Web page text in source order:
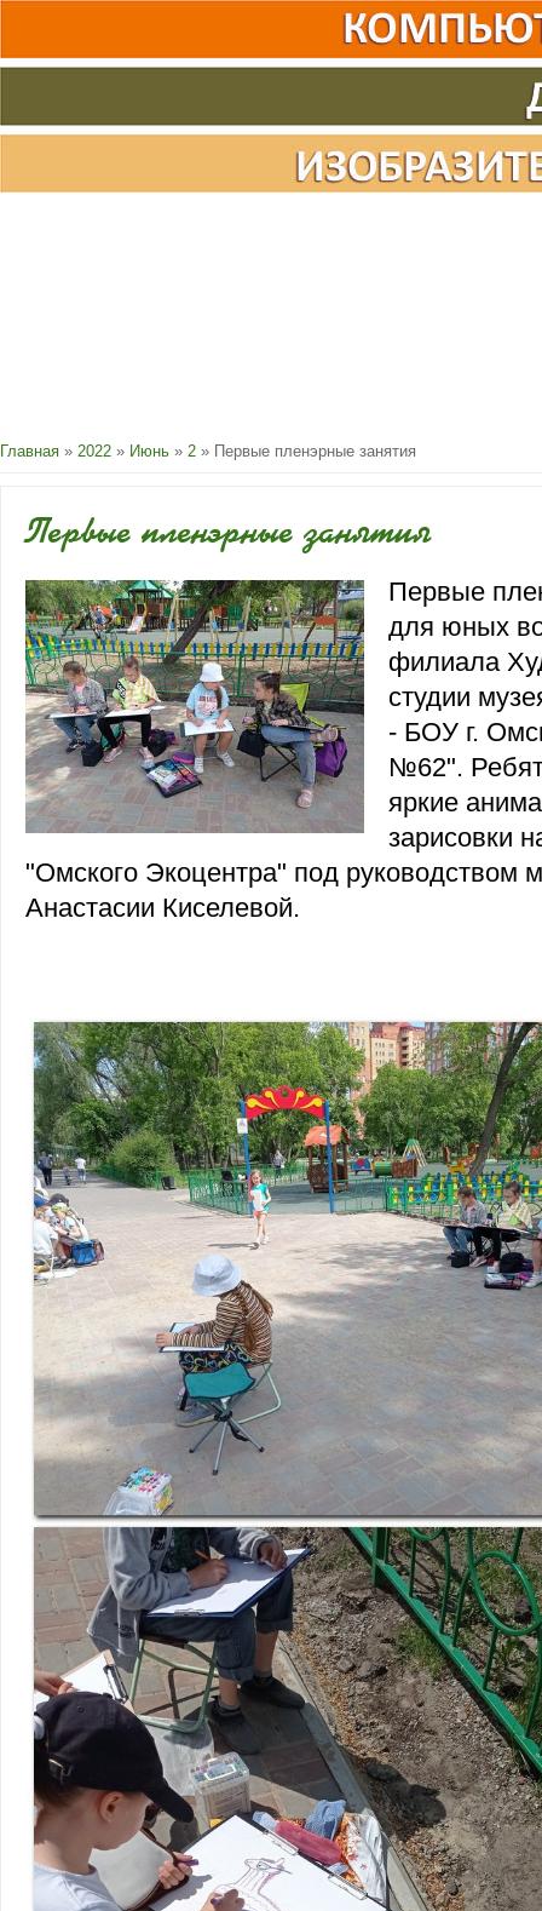
Главная » 2022 » Июнь » 2 » Первые пленэрные занятия
Первые пленэрные занятия
Первые
для юных
филиала
студии
- БОУ г.
№62".
яркие
зарисовки
"Омского Экоцентра" под руководством
Анастасии Киселевой.